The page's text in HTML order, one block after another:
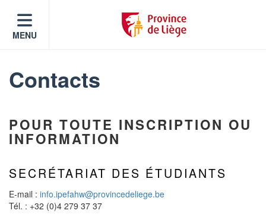
MENU
Contacts
POUR TOUTE INSCRIPTION OU
INFORMATION
SECRÉTARIAT DES ÉTUDIANTS
E-mail : info.ipefahw@provincedeliege.be
Tél. : +32 (0)4 279 37 37